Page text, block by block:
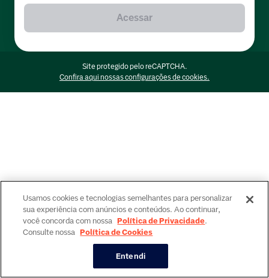
Acessar
Site protegido pelo reCAPTCHA.
Confira aqui nossas configurações de cookies.
Usamos cookies e tecnologias semelhantes para personalizar
sua experiência com anúncios e conteúdos. Ao continuar,
você concorda com nossa Política de Privacidade.
Consulte nossa Política de Cookies
Entendi